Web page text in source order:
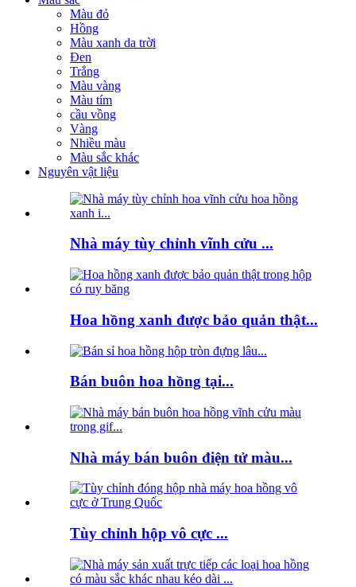
Màu đỏ
Hồng
Màu xanh da trời
Đen
Trắng
Màu vàng
Màu tím
cầu vồng
Vàng
Nhiều màu
Màu sắc khác
Nguyên vật liệu
Nhà máy tùy chỉnh vĩnh cửu ...
Hoa hồng xanh được bảo quản thật...
Bán buôn hoa hồng tại...
Nhà máy bán buôn điện tử màu...
Tùy chỉnh hộp vô cực ...